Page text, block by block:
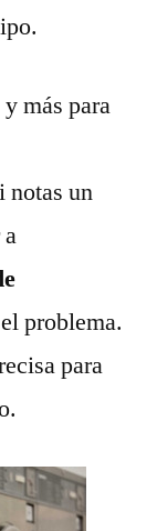
más para
notas un
problema.
para